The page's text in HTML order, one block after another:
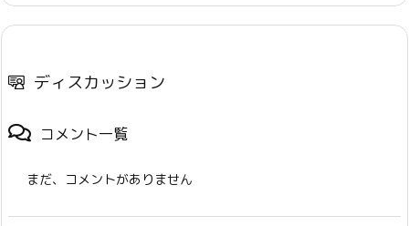
ディスカッション
コメント一覧
まだ、コメントがありません